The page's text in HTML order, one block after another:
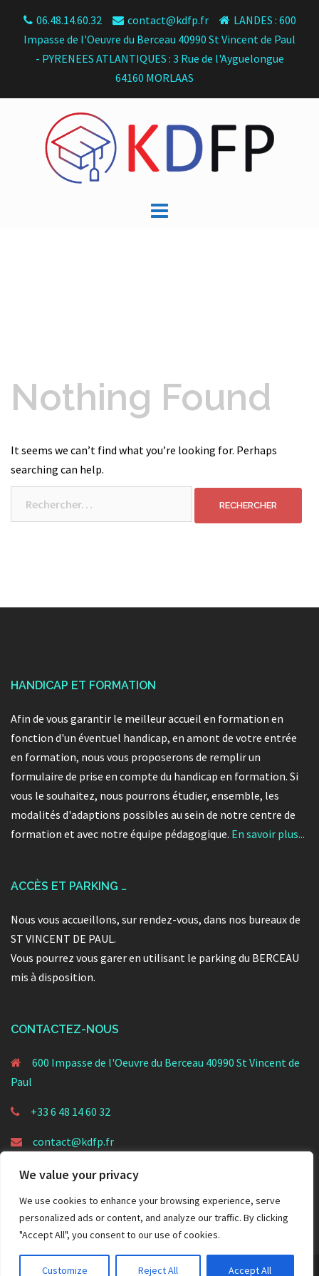
We value your privacy
We use cookies to enhance your browsing experience, serve
personalized ads or content, and analyze our traffic. By clicking
"Accept All", you consent to our use of cookies.
Customize Reject All Accept All
content
06.48.14.60.32 contact@kdfp.fr
LANDES : 600
Impasse de l'Oeuvre du Berceau 40990 St Vincent de Paul
- PYRENEES ATLANTIQUES : 3 Rue de l'Ayguelongue
64160 MORLAAS
Nothing Found
It seems we can’t find what you’re looking for. Perhaps
searching can help.
HANDICAP ET FORMATION
Afin de vous garantir le meilleur accueil en formation en
fonction d'un éventuel handicap, en amont de votre entrée
en formation, nous vous proposerons de remplir un
formulaire de prise en compte du handicap en formation. Si
vous le souhaitez, nous pourrons étudier, ensemble, les
modalités d'adaptions possibles au sein de notre centre de
formation et avec notre équipe pédagogique. En savoir plus...
ACCÈS ET PARKING …
Nous vous accueillons, sur rendez-vous, dans nos bureaux de
ST VINCENT DE PAUL.
Vous pourrez vous garer en utilisant le parking du BERCEAU
mis à disposition.
CONTACTEZ-NOUS
600 Impasse de l'Oeuvre du Berceau 40990 St Vincent de
Paul
+33 6 48 14 60 32
contact@kdfp.fr